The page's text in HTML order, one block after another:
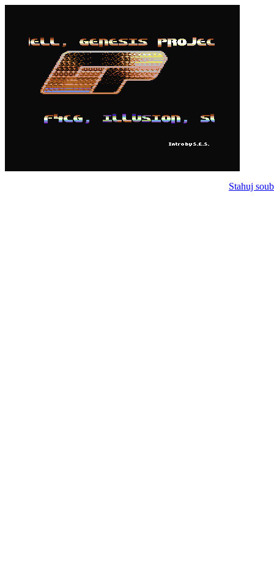
Stahuj